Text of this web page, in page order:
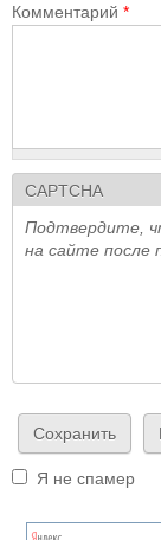
Комментарий *
CAPTCHA
Подтвердите,
на сайте после
Я не спамер
Я спамер